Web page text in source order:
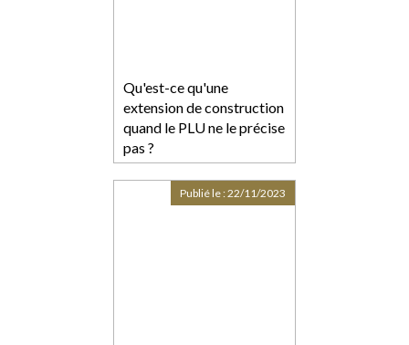
Qu'est-ce qu'une
extension de construction
quand le PLU ne le précise
pas ?
Publié le :22/11/2023